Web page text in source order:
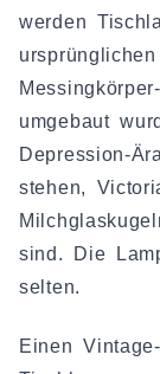
werden
umgebaut
Depression-
stehen,
sind. Die
selten.
Einen